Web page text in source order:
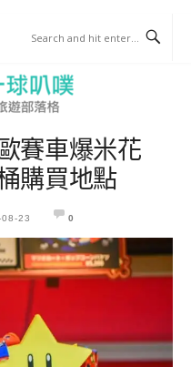
賽車爆米花
購買地點
23 0